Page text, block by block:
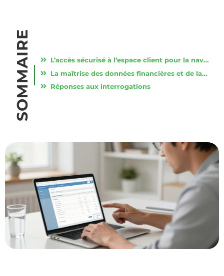
SOMMAIRE
L’accès sécurisé à l’espace client pour la navigation quotidienne
La maîtrise des données financières et de la facturation en ligne
Réponses aux interrogations